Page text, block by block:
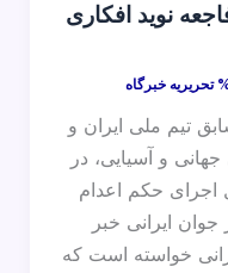
نوید افکاری
تحریریه خبرگاه
تیم ملی ایران و
جهانی و آسیایی، در
اجرای حکم اعدام
ایرانی خبر
خواسته است که